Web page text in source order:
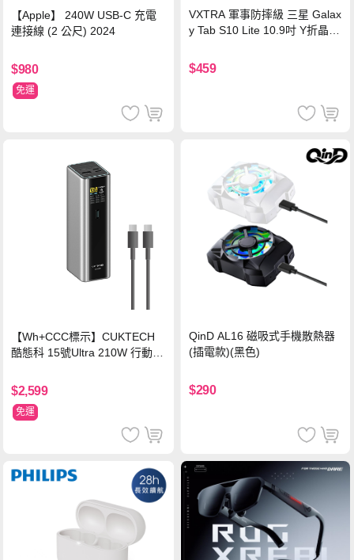
【Apple】 240W USB-C 充電
連接線 (2 公尺) 2024
$980
免運
VXTRA 軍事防摔級 三星 Galax
y Tab S10 Lite 10.9吋 Y折晶透
$459
【Wh+CCC標示】CUKTECH
酷態科 15號Ultra 210W 行動電
$2,599
免運
QinD AL16 磁吸式手機散熱器
(插電款)(黑色)
$290